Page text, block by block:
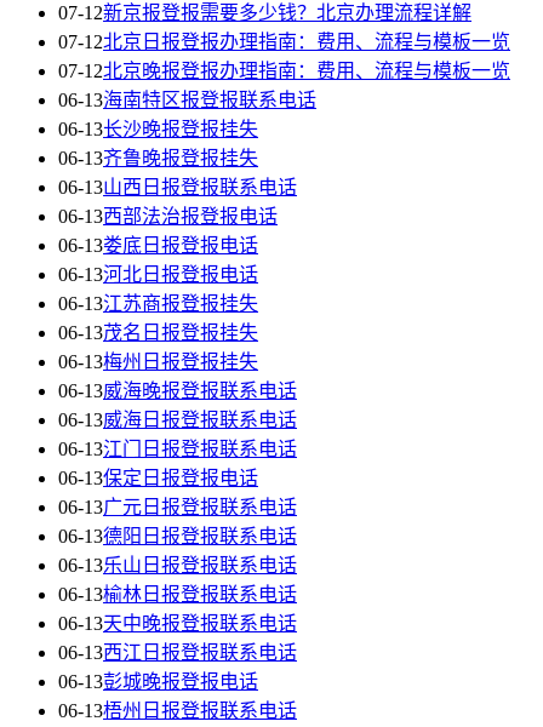
07-12新京报登报需要多少钱？北京办理流程详解
07-12北京日报登报办理指南：费用、流程与模板一览
07-12北京晚报登报办理指南：费用、流程与模板一览
06-13海南特区报登报联系电话
06-13长沙晚报登报挂失
06-13齐鲁晚报登报挂失
06-13山西日报登报联系电话
06-13西部法治报登报电话
06-13娄底日报登报电话
06-13河北日报登报电话
06-13江苏商报登报挂失
06-13茂名日报登报挂失
06-13梅州日报登报挂失
06-13威海晚报登报联系电话
06-13威海日报登报联系电话
06-13江门日报登报联系电话
06-13保定日报登报电话
06-13广元日报登报联系电话
06-13德阳日报登报联系电话
06-13乐山日报登报联系电话
06-13榆林日报登报联系电话
06-13天中晚报登报联系电话
06-13西江日报登报联系电话
06-13彭城晚报登报电话
06-13梧州日报登报联系电话